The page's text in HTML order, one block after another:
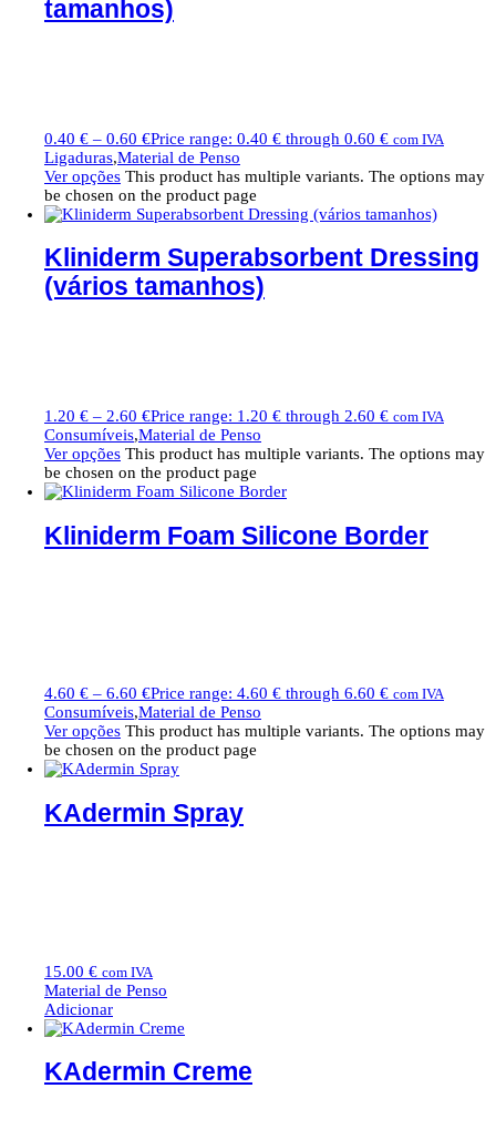
tamanhos)
0.40 € – 0.60 €Price range: 0.40 € through 0.60 € com IVA
Ligaduras,Material de Penso
Ver opções This product has multiple variants. The options may
be chosen on the product page
Kliniderm Superabsorbent Dressing
(vários tamanhos)
1.20 € – 2.60 €Price range: 1.20 € through 2.60 € com IVA
Consumíveis,Material de Penso
Ver opções This product has multiple variants. The options may
be chosen on the product page
Kliniderm Foam Silicone Border
4.60 € – 6.60 €Price range: 4.60 € through 6.60 € com IVA
Consumíveis,Material de Penso
Ver opções This product has multiple variants. The options may
be chosen on the product page
KAdermin Spray
15.00 € com IVA
Material de Penso
Adicionar
KAdermin Creme